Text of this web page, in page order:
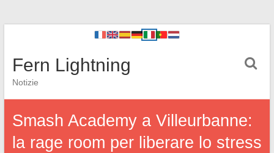
Fern Lightning
Notizie
Smash Academy a Villeurbanne:
la rage room per liberare lo stress